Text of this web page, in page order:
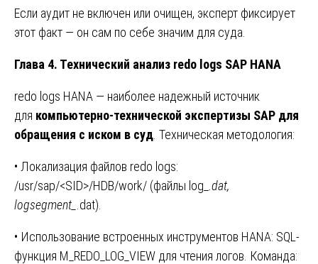
Если аудит не включен или очищен, эксперт фиксирует
этот факт — он сам по себе значим для суда.
Глава 4. Технический анализ redo logs SAP HANA
redo logs HANA — наиболее надежный источник
для компьютерно-технической экспертизы SAP для
обращения с иском в суд . Техническая методология:
• Локализация файлов redo logs:
/usr/sap/<SID>/HDB/work/ (файлы log_ .dat,
logsegment_ .dat).
• Использование встроенных инструментов HANA: SQL-
функция M_REDO_LOG_VIEW для чтения логов. Команда: